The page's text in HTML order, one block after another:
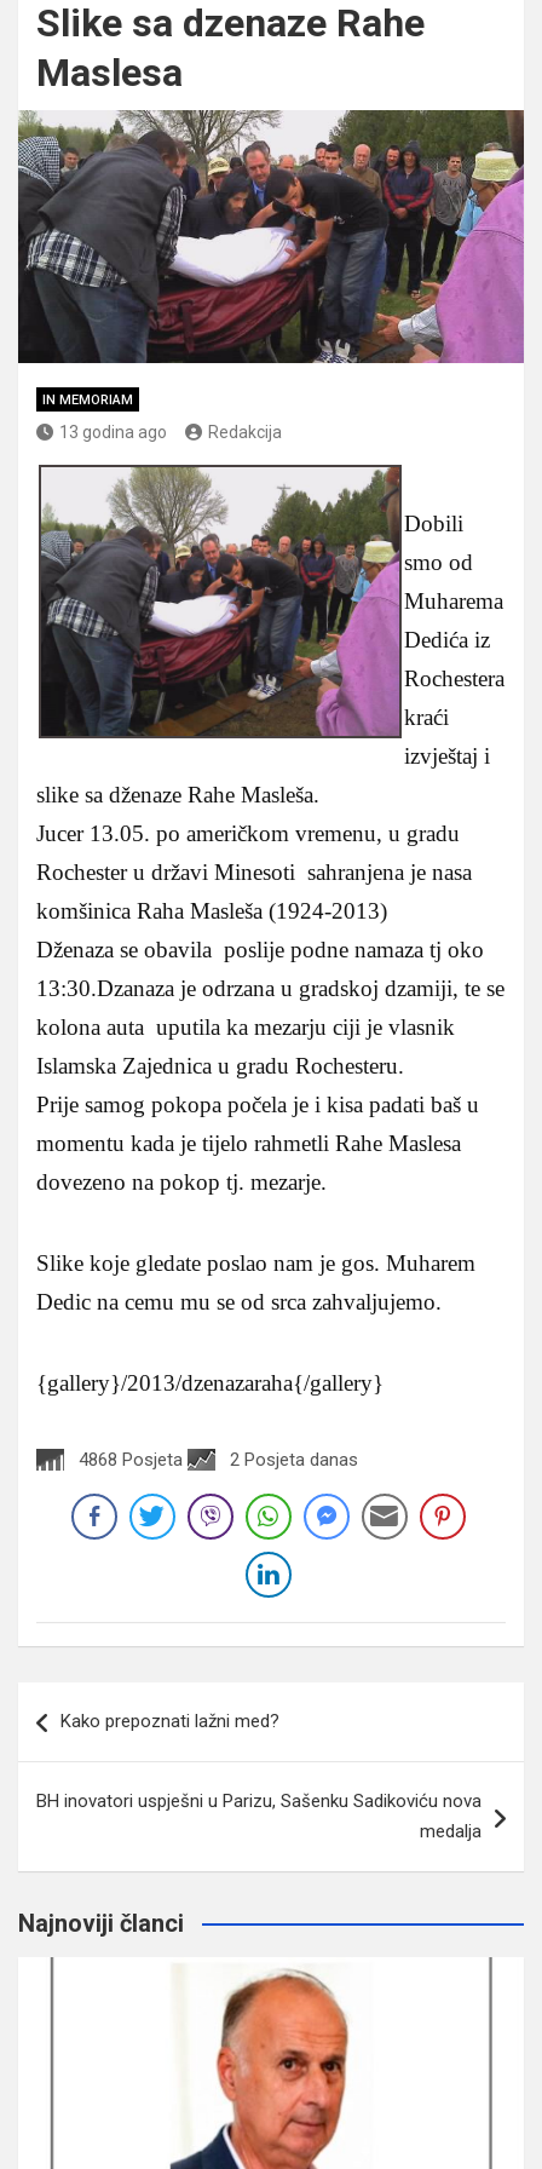
Slike sa dzenaze Rahe
Maslesa
IN MEMORIAM
13 godina ago Redakcija
Dobili
smo od
Muharema
Dedića iz
Rochestera
kraći
izvještaj i
slike sa dženaze Rahe Masleša.
Jucer 13.05. po američkom vremenu, u gradu
Rochester u državi Minesoti sahranjena je nasa
komšinica Raha Masleša (1924-2013)
Dženaza se obavila poslije podne namaza tj oko
13:30.Dzanaza je odrzana u gradskoj dzamiji, te se
kolona auta uputila ka mezarju ciji je vlasnik
Islamska Zajednica u gradu Rochesteru.
Prije samog pokopa počela je i kisa padati baš u
momentu kada je tijelo rahmetli Rahe Maslesa
dovezeno na pokop tj. mezarje.
Slike koje gledate poslao nam je gos. Muharem
Dedic na cemu mu se od srca zahvaljujemo.
{gallery}/2013/dzenazaraha{/gallery}
4868 Posjeta 2 Posjeta danas
članaka
Kako prepoznati lažni med?
BH inovatori uspješni u Parizu, Sašenku Sadikoviću nova
medalja
Najnoviji članci